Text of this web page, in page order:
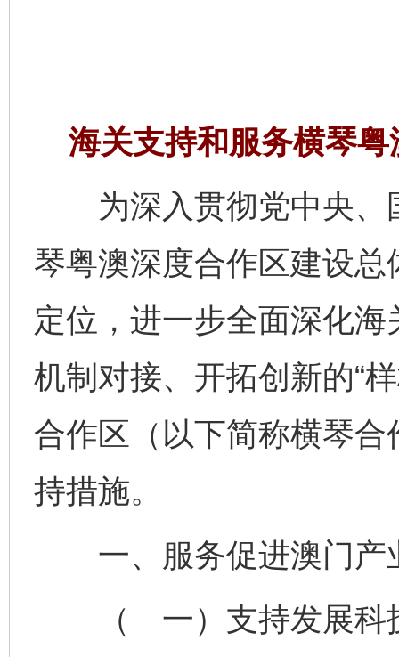
海关支持和服务横琴
为深入贯彻党中央、
琴粤澳深度合作区建设总
定位，进一步全面深化
机制对接、开拓创新的“
合作区（以下简称横琴
持措施。
一、服务促进澳门产
（ 一）支持发展科技